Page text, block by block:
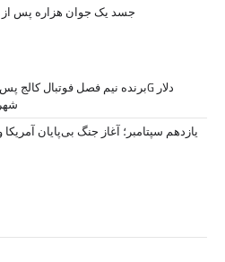
جسد یک جوان هزاره پس از